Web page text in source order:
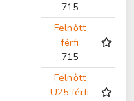
715
Felnőtt
férfi
715
Felnőtt
U25 férfi